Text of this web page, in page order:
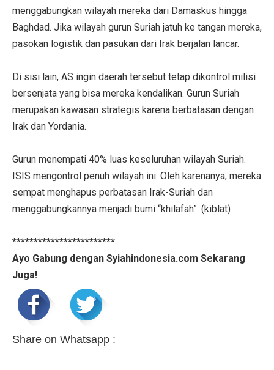
menggabungkan wilayah mereka dari Damaskus hingga
Baghdad. Jika wilayah gurun Suriah jatuh ke tangan mereka,
pasokan logistik dan pasukan dari Irak berjalan lancar.
Di sisi lain, AS ingin daerah tersebut tetap dikontrol milisi
bersenjata yang bisa mereka kendalikan. Gurun Suriah
merupakan kawasan strategis karena berbatasan dengan
Irak dan Yordania.
Gurun menempati 40% luas keseluruhan wilayah Suriah.
ISIS mengontrol penuh wilayah ini. Oleh karenanya, mereka
sempat menghapus perbatasan Irak-Suriah dan
menggabungkannya menjadi bumi “khilafah”. (kiblat)
************************
Ayo Gabung dengan Syiahindonesia.com Sekarang
Juga!
Share on Whatsapp :